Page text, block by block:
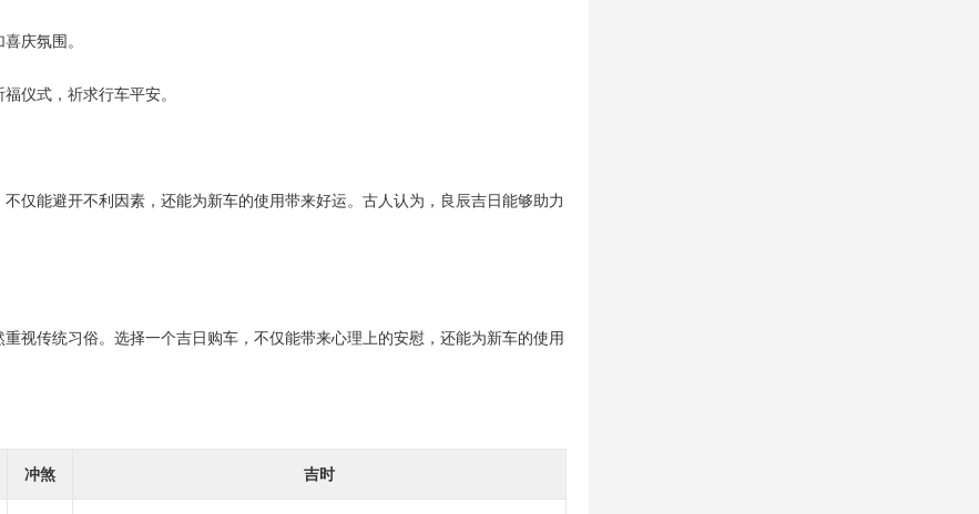
庆氛围。
仪式，祈求行车平安。
仅能避开不利因素，还能为新车的使用带来好运。古人认为，良辰吉日能够助力
视传统习俗。选择一个吉日购车，不仅能带来心理上的安慰，还能为新车的使用
冲煞 吉时